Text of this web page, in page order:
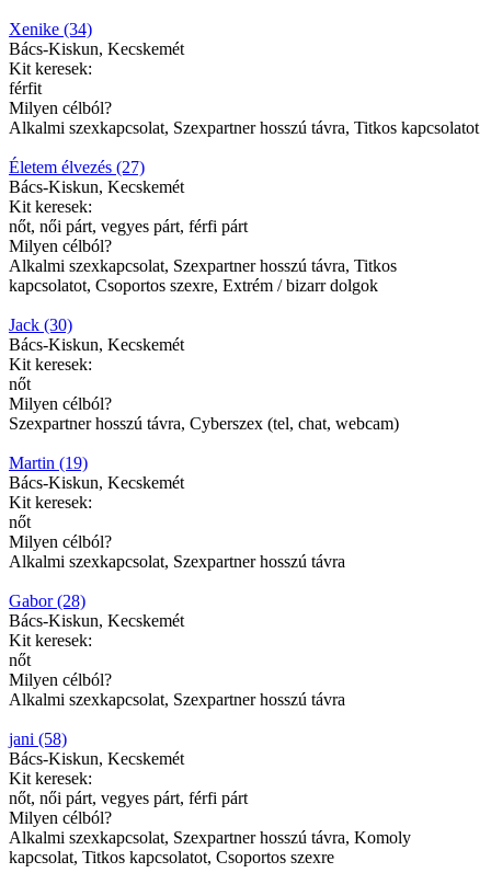
Xenike (34)
Bács-Kiskun, Kecskemét
Kit keresek:
férfit
Milyen célból?
Alkalmi szexkapcsolat, Szexpartner hosszú távra, Titkos kapcsolatot
Életem élvezés (27)
Bács-Kiskun, Kecskemét
Kit keresek:
nőt, női párt, vegyes párt, férfi párt
Milyen célból?
Alkalmi szexkapcsolat, Szexpartner hosszú távra, Titkos
kapcsolatot, Csoportos szexre, Extrém / bizarr dolgok
Jack (30)
Bács-Kiskun, Kecskemét
Kit keresek:
nőt
Milyen célból?
Szexpartner hosszú távra, Cyberszex (tel, chat, webcam)
Martin (19)
Bács-Kiskun, Kecskemét
Kit keresek:
nőt
Milyen célból?
Alkalmi szexkapcsolat, Szexpartner hosszú távra
Gabor (28)
Bács-Kiskun, Kecskemét
Kit keresek:
nőt
Milyen célból?
Alkalmi szexkapcsolat, Szexpartner hosszú távra
jani (58)
Bács-Kiskun, Kecskemét
Kit keresek:
nőt, női párt, vegyes párt, férfi párt
Milyen célból?
Alkalmi szexkapcsolat, Szexpartner hosszú távra, Komoly
kapcsolat, Titkos kapcsolatot, Csoportos szexre